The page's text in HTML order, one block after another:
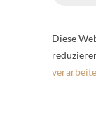
Diese